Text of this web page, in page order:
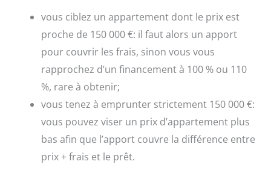
vous ciblez un appartement dont le prix est
proche de 150 000 €: il faut alors un apport
pour couvrir les frais, sinon vous vous
rapprochez d’un financement à 100 % ou 110
%, rare à obtenir;
vous tenez à emprunter strictement 150 000 €:
vous pouvez viser un prix d’appartement plus
bas afin que l’apport couvre la différence entre
prix + frais et le prêt.